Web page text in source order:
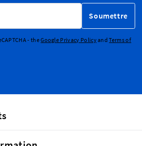
Soumettre
- theGoogle Privacy PolicyandTerms of